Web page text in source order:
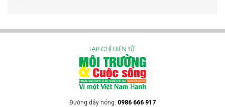
Đường dây nóng: 0986 666 917